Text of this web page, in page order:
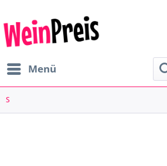
Menü
S